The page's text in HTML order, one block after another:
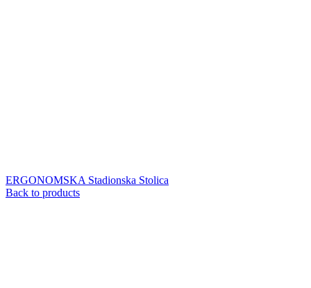
ERGONOMSKA Stadionska Stolica
Back to products